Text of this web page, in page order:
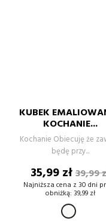
KUBEK
KOCHANIE...
Kochanie Obiecuję że
będę przy...
Cena
35,99 złCena
39,99
Najniższa cena z 30 dni
obniżką: 39,99 zł
BIAŁY